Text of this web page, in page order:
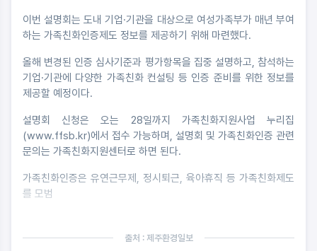
이번 설명회는 도내 기업·기관을 대상으로 여성가족부가 매년 부여
하는 가족친화인증제도 정보를 제공하기 위해 마련했다.
올해 변경된 인증 심사기준과 평가항목을 집중 설명하고, 참석하는
기업·기관에 다양한 가족친화 컨설팅 등 인증 준비를 위한 정보를
제공할 예정이다.
설명회 신청은 오는 28일까지 가족친화지원사업 누리집
(www.ffsb.kr)에서 접수 가능하며, 설명회 및 가족친화인증 관련
문의는 가족친화지원센터로 하면 된다.
가족친화인증은 유연근무제, 정시퇴근, 육아휴직 등 가족친화제도
를 모범
출처 : 제주환경일보